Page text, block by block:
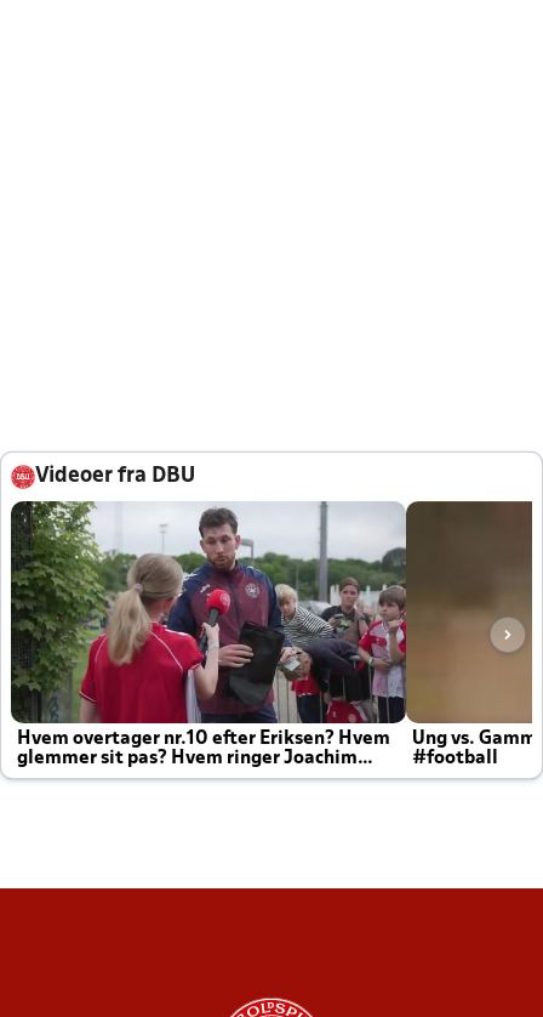
Videoer fra DBU
Hvem overtager nr.10 efter Eriksen? Hvem
glemmer sit pas? Hvem ringer Joachim
altid til efter kampe?
Ung vs.
#football